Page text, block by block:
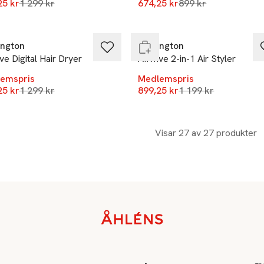
krLägsta pris 30 dagar
1 299 kr
674,25 krLägsta pris 30 dagar
899 kr
Digital Hair Dryer
krLägsta pris 30 dagar
1 299 kr
-25%
Remington
AIRvive 2-in-1 Air Styler
Medlemspris
899,25 krLägsta pris 30 dagar
1 199 kr
Visar 27 av 27 produkter